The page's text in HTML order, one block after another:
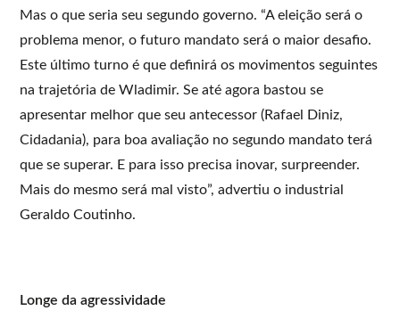
Mas o que seria seu segundo governo. “A eleição será o
problema menor, o futuro mandato será o maior desafio.
Este último turno é que definirá os movimentos seguintes
na trajetória de Wladimir. Se até agora bastou se
apresentar melhor que seu antecessor (Rafael Diniz,
Cidadania), para boa avaliação no segundo mandato terá
que se superar. E para isso precisa inovar, surpreender.
Mais do mesmo será mal visto”, advertiu o industrial
Geraldo Coutinho.
Longe da agressividade